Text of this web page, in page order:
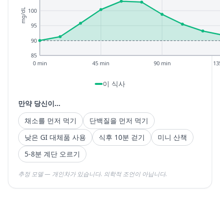
85
90
95
100
0 min 45 min 90 min
mg/dL
이 식사
만약 당신이...
채소를 먼저 먹기
단백질을 먼저 먹기
낮은 GI 대체품 사용
식후 10분 걷기
미니 산책
5-8분 계단 오르기
추정 모델 — 개인차가 있습니다. 의학적 조언이 아닙니다.